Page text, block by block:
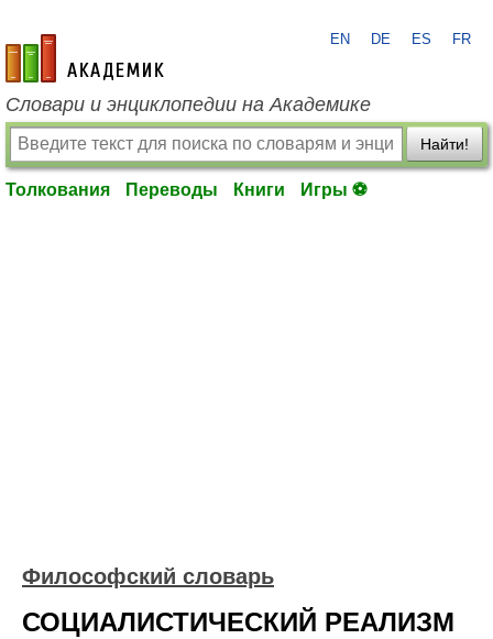
academic.ru
EN DE ES FR
Словари и энциклопедии на Академике
Найти!
Толкования Переводы Книги Игры ⚽
Философский словарь
СОЦИАЛИСТИЧЕСКИЙ РЕАЛИЗМ